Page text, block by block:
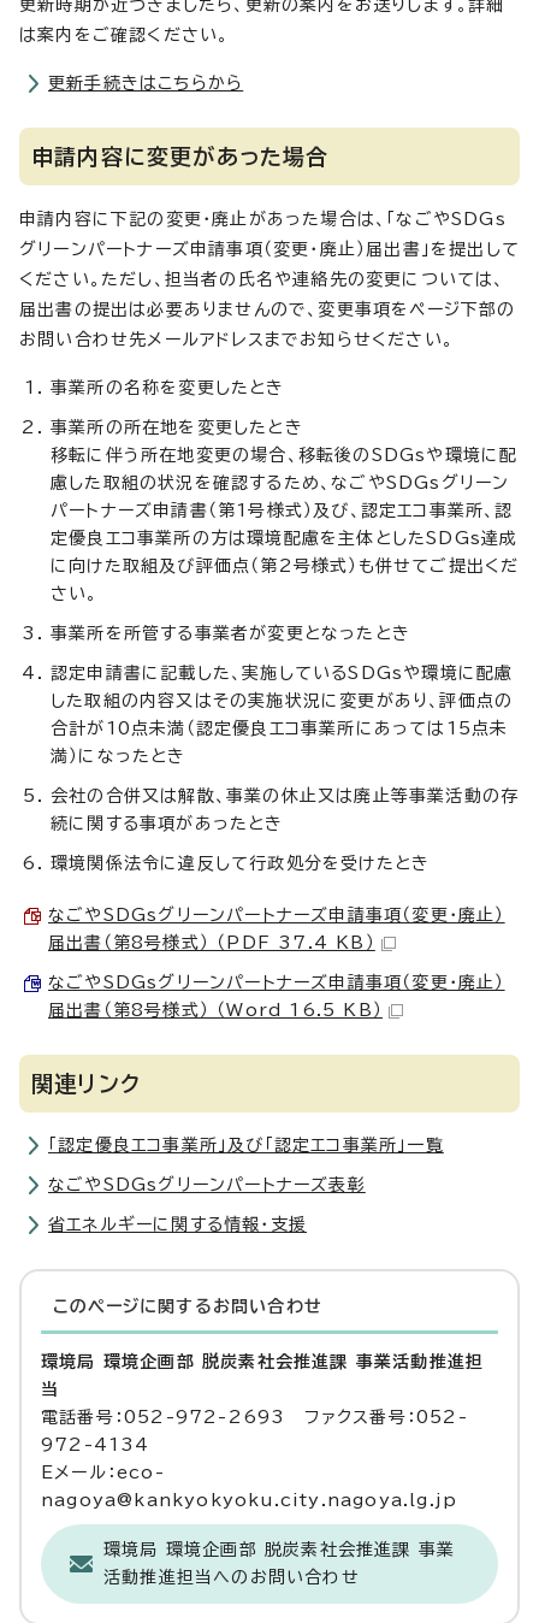
更新時期が近づきましたら、更新の案内をお送りします。詳細
は案内をご確認ください。
更新手続きはこちらから
申請内容に変更があった場合
申請内容に下記の変更・廃止があった場合は、「なごやSDGs
グリーンパートナーズ申請事項（変更・廃止）届出書」を提出して
ください。ただし、担当者の氏名や連絡先の変更については、
届出書の提出は必要ありませんので、変更事項をページ下部の
お問い合わせ先メールアドレスまでお知らせください。
事業所の名称を変更したとき
事業所の所在地を変更したとき
移転に伴う所在地変更の場合、移転後のSDGsや環境に配
慮した取組の状況を確認するため、なごやSDGsグリーン
パートナーズ申請書（第1号様式）及び、認定エコ事業所、認
定優良エコ事業所の方は環境配慮を主体としたSDGs達成
に向けた取組及び評価点（第2号様式）も併せてご提出くだ
さい。
事業所を所管する事業者が変更となったとき
認定申請書に記載した、実施しているSDGsや環境に配慮
した取組の内容又はその実施状況に変更があり、評価点の
合計が10点未満（認定優良エコ事業所にあっては15点未
満）になったとき
会社の合併又は解散、事業の休止又は廃止等事業活動の存
続に関する事項があったとき
環境関係法令に違反して行政処分を受けたとき
なごやSDGsグリーンパートナーズ申請事項（変更・廃止）
届出書（第8号様式） （PDF 37.4 KB）
なごやSDGsグリーンパートナーズ申請事項（変更・廃止）
届出書（第8号様式） （Word 16.5 KB）
関連リンク
「認定優良エコ事業所」及び「認定エコ事業所」一覧
なごやSDGsグリーンパートナーズ表彰
省エネルギーに関する情報・支援
このページに関する お問い合わせ
環境局 環境企画部 脱炭素社会推進課 事業活動推進担
当
電話番号：052-972-2693 ファクス番号：052-
972-4134
Eメール：eco-
nagoya@kankyokyoku.city.nagoya.lg.jp
環境局 環境企画部 脱炭素社会推進課 事業
活動推進担当へのお問い合わせ